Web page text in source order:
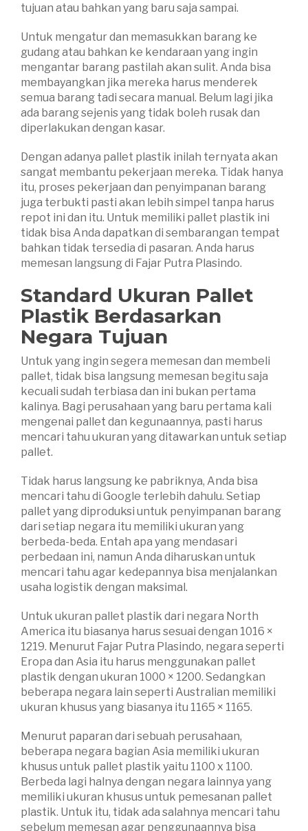
tujuan atau bahkan yang baru saja sampai.
Untuk mengatur dan memasukkan barang ke
gudang atau bahkan ke kendaraan yang ingin
mengantar barang pastilah akan sulit. Anda bisa
membayangkan jika mereka harus menderek
semua barang tadi secara manual. Belum lagi jika
ada barang sejenis yang tidak boleh rusak dan
diperlakukan dengan kasar.
Dengan adanya pallet plastik inilah ternyata akan
sangat membantu pekerjaan mereka. Tidak hanya
itu, proses pekerjaan dan penyimpanan barang
juga terbukti pasti akan lebih simpel tanpa harus
repot ini dan itu. Untuk memiliki pallet plastik ini
tidak bisa Anda dapatkan di sembarangan tempat
bahkan tidak tersedia di pasaran. Anda harus
memesan langsung di Fajar Putra Plasindo.
Standard Ukuran Pallet
Plastik Berdasarkan
Negara Tujuan
Untuk yang ingin segera memesan dan membeli
pallet, tidak bisa langsung memesan begitu saja
kecuali sudah terbiasa dan ini bukan pertama
kalinya. Bagi perusahaan yang baru pertama kali
mengenai pallet dan kegunaannya, pasti harus
mencari tahu ukuran yang ditawarkan untuk setiap
pallet.
Tidak harus langsung ke pabriknya, Anda bisa
mencari tahu di Google terlebih dahulu. Setiap
pallet yang diproduksi untuk penyimpanan barang
dari setiap negara itu memiliki ukuran yang
berbeda-beda. Entah apa yang mendasari
perbedaan ini, namun Anda diharuskan untuk
mencari tahu agar kedepannya bisa menjalankan
usaha logistik dengan maksimal.
Untuk ukuran pallet plastik dari negara North
America itu biasanya harus sesuai dengan 1016 ×
1219. Menurut Fajar Putra Plasindo, negara seperti
Eropa dan Asia itu harus menggunakan pallet
plastik dengan ukuran 1000 × 1200. Sedangkan
beberapa negara lain seperti Australian memiliki
ukuran khusus yang biasanya itu 1165 × 1165.
Menurut paparan dari sebuah perusahaan,
beberapa negara bagian Asia memiliki ukuran
khusus untuk pallet plastik yaitu 1100 x 1100.
Berbeda lagi halnya dengan negara lainnya yang
memiliki ukuran khusus untuk pemesanan pallet
plastik. Untuk itu, tidak ada salahnya mencari tahu
sebelum memesan agar penggunaannya bisa